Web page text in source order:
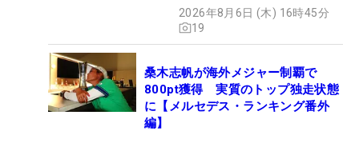
2026年8月6日 (木) 16時45分
19
桑木志帆が海外メジャー制覇で
800pt獲得 実質のトップ独走状態
に【メルセデス・ランキング番外
編】